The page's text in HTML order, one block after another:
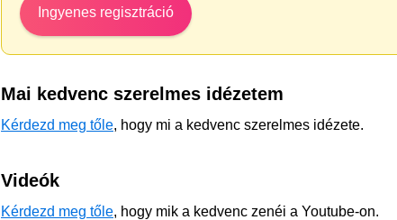
Ingyenes regisztráció
Mai kedvenc szerelmes idézetem
Kérdezd meg tőle, hogy mi a kedvenc szerelmes idézete.
Videók
Kérdezd meg tőle, hogy mik a kedvenc zenéi a Youtube-on.